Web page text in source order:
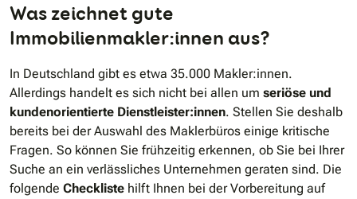
Was zeichnet gute
Immobilienmakler:innen aus?
In Deutschland gibt es etwa 35.000 Makler:innen.
Allerdings handelt es sich nicht bei allen um seriöse und
kundenorientierte Dienstleister:innen. Stellen Sie deshalb
bereits bei der Auswahl des Maklerbüros einige kritische
Fragen. So können Sie frühzeitig erkennen, ob Sie bei Ihrer
Suche an ein verlässliches Unternehmen geraten sind. Die
folgende Checkliste hilft Ihnen bei der Vorbereitung auf